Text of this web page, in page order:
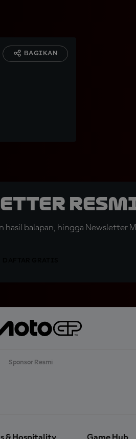
BAGIKAN
Resmi
balapan, hingga Newsletter
Sponsor Resmi